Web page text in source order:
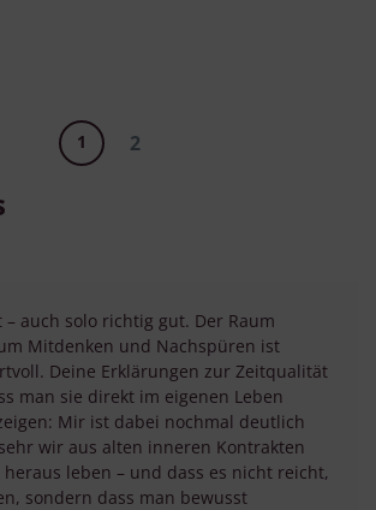
1 2
– auch solo richtig gut. Der Raum
Mitdenken und Nachspüren ist
Deine Erklärungen zur Zeitqualität
man sie direkt im eigenen Leben
Mir ist dabei nochmal deutlich
wir aus alten inneren Kontrakten
leben – und dass es nicht reicht,
sondern dass man bewusst